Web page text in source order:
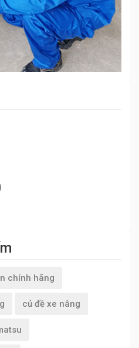
chính hãng
củ đề xe nâng